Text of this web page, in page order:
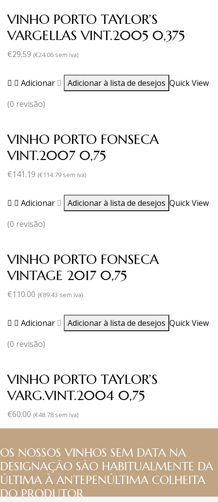
VINHO PORTO TAYLOR’S
VARGELLAS VINT.2005 0,375
€29.59 (€24.06 sem iva)
Adicionar Adicionar à lista de desejos Quick View
(0 revisão)
VINHO PORTO FONSECA
VINT.2007 0,75
€141.19 (€114.79 sem iva)
Adicionar Adicionar à lista de desejos Quick View
(0 revisão)
VINHO PORTO FONSECA
VINTAGE 2017 0,75
€110.00 (€89.43 sem iva)
Adicionar Adicionar à lista de desejos Quick View
(0 revisão)
VINHO PORTO TAYLOR’S
VARG.VINT.2004 0,75
€60.00 (€48.78 sem iva)
OS NOSSOS VINHOS SEM DATA NA
DESIGNAÇÃO SÃO HABITUALMENTE DA
ÚLTIMA À ANTEPENÚLTIMA COLHEITA
DO PRODUTOR